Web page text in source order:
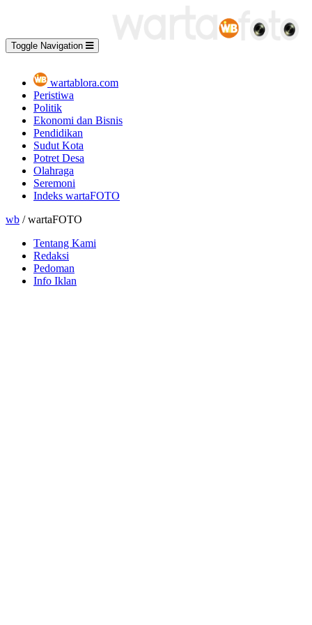
Toggle Navigation
wartablora.com
Peristiwa
Politik
Ekonomi dan Bisnis
Pendidikan
Sudut Kota
Potret Desa
Olahraga
Seremoni
Indeks wartaFOTO
wb / wartaFOTO
Tentang Kami
Redaksi
Pedoman
Info Iklan